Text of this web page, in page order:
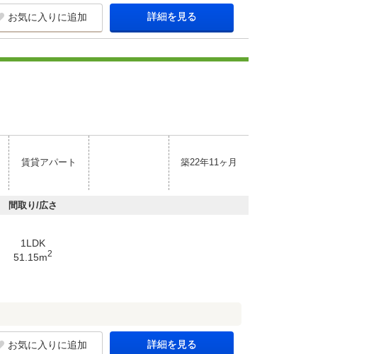
お気に入りに追加 詳細を見る
賃貸アパート 築22年11ヶ月
間取り/広さ
1LDK
51.15m2
お気に入りに追加 詳細を見る